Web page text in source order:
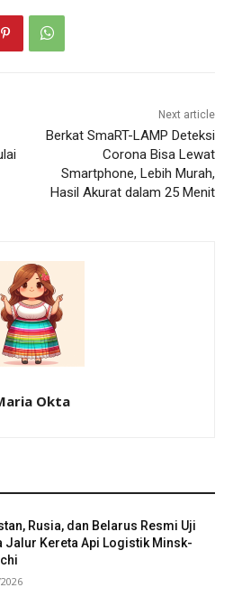
Next article
Berkat SmaRT-LAMP Deteksi
Corona Bisa Lewat
Smartphone, Lebih Murah,
Hasil Akurat dalam 25 Menit
Okta
Rusia, dan Belarus Resmi Uji
Jalur Kereta Api Logistik Minsk-